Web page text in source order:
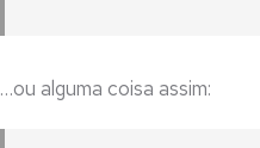
…ou alguma coisa assim: